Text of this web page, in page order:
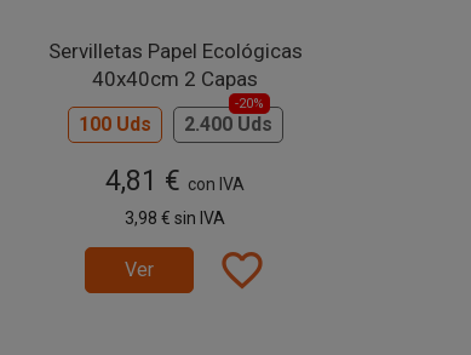
Servilletas Papel Ecológicas
40x40cm 2 Capas
100 Uds 2.400 Uds
-20%
4,81 € con IVA
3,98 € sin IVA
Ver favorite_border